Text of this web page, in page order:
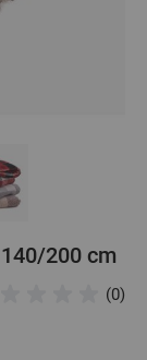
200 cm
(0)